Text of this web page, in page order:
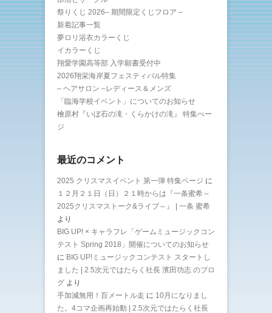
祭りくじ 2026– 期間限定くじフロア –
新着記事一覧
夢ロリ浴衣カラーくじ
イカラーくじ
翔愛学園高等部 入学願書受付中
2026翔栄海岸夏フェスティバル特集
– ヘアサロン –レディース＆メンズ
「臨海学校イベント」についてのお知らせ
檜原村『いぼ石の滝・くらかけの滝』 特集ぺー
ジ
最近のコメント
2025 クリスマスイベント 第一弾 特集ページ に
１２月２１日（日）２１時からは『一条蜜希～
2025クリスマストーク&ライブ～』 | 一条 蜜希
より
BIG UP! × キャラフレ「ゲームミュージックコン
テスト Spring 2018」開催についてのお知らせ
に BIG UP!ミュージックコンテスト スタートし
ました | 2.5次元ではたらく社長 濱田功志 のブロ
グ より
手加減無用！百メートル走 に 10月になりまし
た。4コマ企画再始動 | 2.5次元ではたらく社長